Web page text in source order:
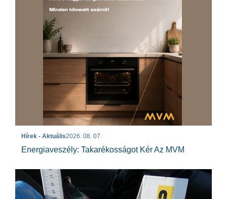
Hírek - Aktuális2026. 08. 07.
Energiaveszély: Takarékosságot Kér Az MVM